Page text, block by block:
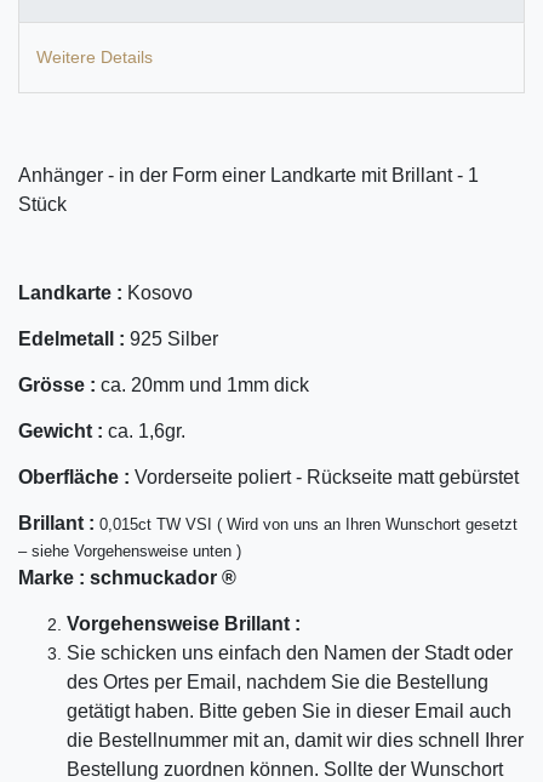
Weitere Details
Anhänger - in der Form einer Landkarte mit Brillant - 1
Stück
Landkarte : Kosovo
Edelmetall : 925 Silber
Grösse : ca. 20mm und 1mm dick
Gewicht : ca. 1,6gr.
Oberfläche : Vorderseite poliert - Rückseite matt gebürstet
Bril lant : 0,015ct TW VSI ( Wird von uns an Ihren Wunschort gesetzt
– siehe Vorgehensweise unten )
Marke : schmuckador ®
Vorgehensweise Brillant :
Sie schicken uns einfach den Namen der Stadt oder
des Ortes per Email, nachdem Sie die Bestellung
getätigt haben. Bitte geben Sie in dieser Email auch
die Bestellnummer mit an, damit wir dies schnell Ihrer
Bestellung zuordnen können. Sollte der Wunschort